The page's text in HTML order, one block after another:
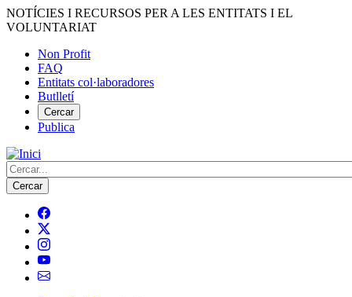
Vés
al
NOTÍCIES I RECURSOS PER A LES ENTITATS I EL
VOLUNTARIAT
Menú
del
compte
d'usuari
Non Profit
FAQ
Entitats col·laboradores
Butlletí
Cercar
Publica
Cerca